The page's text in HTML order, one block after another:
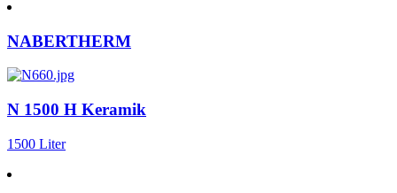
NABERTHERM
N 1500 H Keramik
1500 Liter